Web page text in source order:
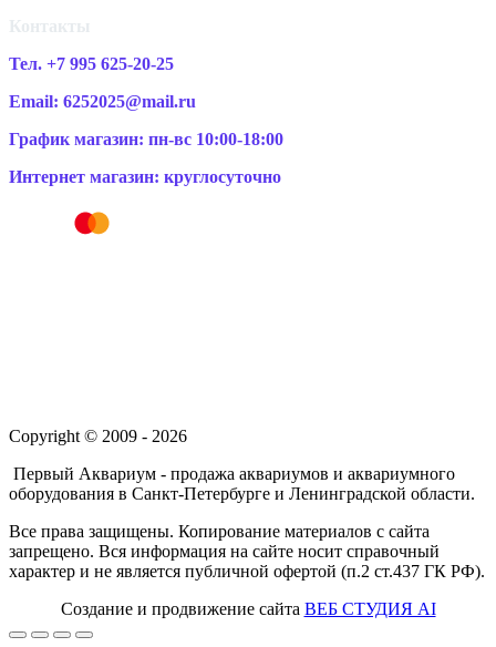
Контакты
Тел. +7 995 625-20-25
Email: 6252025@mail.ru
График магазин: пн-вс 10:00-18:00
Интернет магазин: круглосуточно
Copyright © 2009 - 2026
Первый Аквариум - продажа аквариумов и аквариумного
оборудования в Санкт-Петербурге и Ленинградской области.
Все права защищены. Копирование материалов с сайта
запрещено. Вся информация на сайте носит справочный
характер и не является публичной офертой (п.2 ст.437 ГК РФ).
Создание и продвижение сайта ВЕБ СТУДИЯ AI